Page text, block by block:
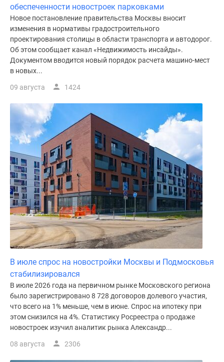
поселки
водоема
Коттеджные
поселки
ипотеку
центры
Коттеджи
Скидки
акции
Макс
обеспеченности новостроек парковками
Новое постановление правительства Москвы вносит
изменения в нормативы градостроительного
проектирования столицы в области транспорта и автодорог.
Об этом сообщает канал «Недвижимость инсайды».
Документом вводится новый порядок расчета машино-мест
в новых...
09 августа 1424
В июле спрос на новостройки Москвы и Подмосковья
стабилизировался
В июле 2026 года на первичном рынке Московского региона
было зарегистрировано 8 728 договоров долевого участия,
что всего на 1% меньше, чем в июне. Спрос на ипотеку при
этом снизился на 4%. Статистику Росреестра о продаже
новостроек изучил аналитик рынка Александр...
08 августа 2306